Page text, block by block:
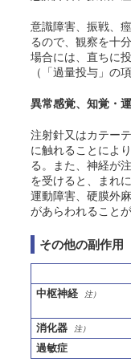
意識障害、振戦、
るので、観察を十
場合には、直ちに
（「過量投与」の
異常感覚、知覚・
注射針又はカテー
に触れることによ
る。また、神経が
を受けると、まれ
運動障害、硬膜外
があらわれることが
その他の副作用
中枢神経
注）
消化器
注）
過敏症